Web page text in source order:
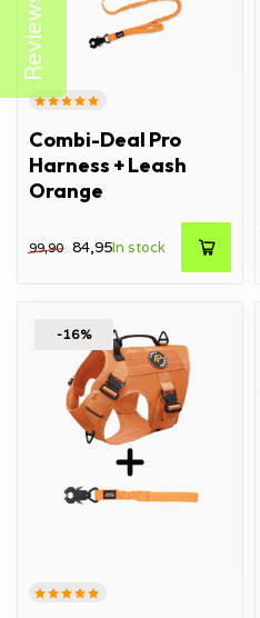
Combi-Deal Pro
Harness + Leash
Orange
99,90 84,95In stock
-16%
Reviews